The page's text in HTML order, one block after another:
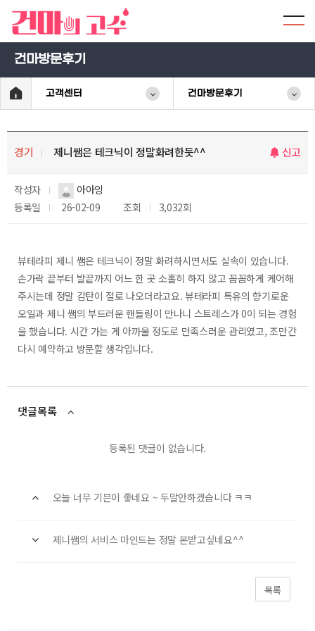
건마방문후기
고객센터 건마방문후기
경기 제니쌤은 테크닉이 정말화려한듯^^ 신고
작성자
아아잉
등록일
26-02-09 조회 3,032회
뷰테라피 제니 쌤은 테크닉이 정말 화려하시면서도 실속이 있습니다.
손가락 끝부터 발끝까지 어느 한 곳 소홀히 하지 않고 꼼꼼하게 케어해
주시는데 정말 감탄이 절로 나오더라고요. 뷰테라피 특유의 향기로운
오일과 제니 쌤의 부드러운 핸들링이 만나니 스트레스가 0이 되는 경험
을 했습니다. 시간 가는 게 아까울 정도로 만족스러운 관리였고, 조만간
다시 예약하고 방문할 생각입니다.
댓글목록
등록된 댓글이 없습니다.
오늘 너무 기븐이 좋네요 ~ 두말안하겠습니다 ㅋㅋ
제니쌤의 서비스 마인드는 정말 본받고싶네요^^
목록